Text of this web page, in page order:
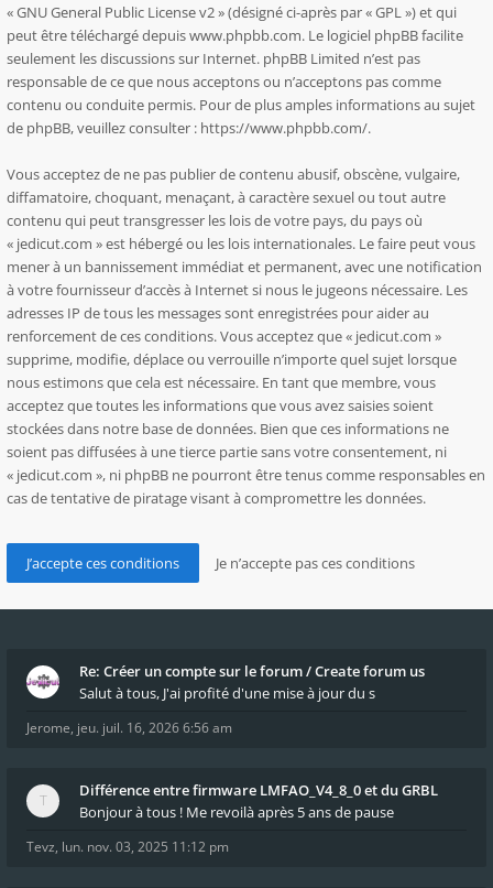
«GNU General Public License v2» (désigné ci-après par « GPL ») et qui
peut être téléchargé depuiswww.phpbb.com. Le logiciel phpBB facilite
seulement les discussions sur Internet. phpBB Limited n’est pas
responsable de ce que nous acceptons ou n’acceptons pas comme
contenu ou conduite permis. Pour de plus amples informations au sujet
de phpBB, veuillez consulter : https://www.phpbb.com/.
Vous acceptez de ne pas publier de contenu abusif, obscène, vulgaire,
diffamatoire, choquant, menaçant, à caractère sexuel ou tout autre
contenu qui peut transgresser les lois de votre pays, du pays où
« jedicut.com » est hébergé ou les lois internationales. Le faire peut vous
mener à un bannissement immédiat et permanent, avec une notification
à votre fournisseur d’accès à Internet si nous le jugeons nécessaire. Les
adresses IP de tous les messages sont enregistrées pour aider au
renforcement de ces conditions. Vous acceptez que « jedicut.com »
supprime, modifie, déplace ou verrouille n’importe quel sujet lorsque
nous estimons que cela est nécessaire. En tant que membre, vous
acceptez que toutes les informations que vous avez saisies soient
stockées dans notre base de données. Bien que ces informations ne
soient pas diffusées à une tierce partie sans votre consentement, ni
« jedicut.com », ni phpBB ne pourront être tenus comme responsables en
cas de tentative de piratage visant à compromettre les données.
Re: Créer un compte sur le forum / Create forum us
Salut à tous, J'ai profité d'une mise à jour du s
Jerome, jeu. juil. 16, 2026 6:56 am
Différence entre firmware LMFAO_V4_8_0 et du GRBL
Bonjour à tous ! Me revoilà après 5 ans de pause
Tevz, lun. nov. 03, 2025 11:12 pm